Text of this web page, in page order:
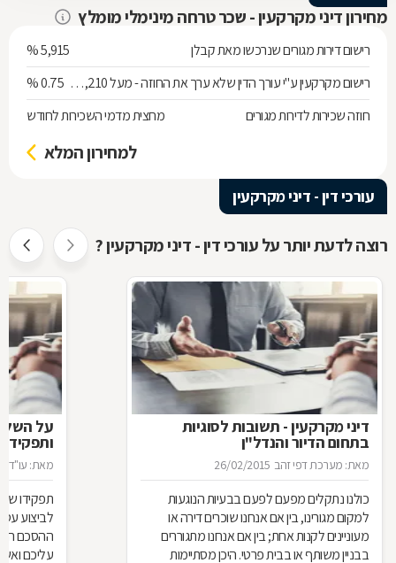
מחירון דיני מקרקעין - שכר טרחה מינימלי מומלץ
רישום דירות מגורים שנרכשו מאת קבלן
5,915 %
רישום מקרקעין ע"י עורך הדין שלא ערך את החוזה - מעל 538,210 ש"ח 0.75 %
חוזה שכירות לדירות מגורים
מחצית מדמי השכירות לחודש
למחירון המלא
עורכי דין - דיני מקרקעין
רוצה לדעת יותר על עורכי דין - דיני מקרקעין ?
דיני מקרקעין - תשובות לסוגיות
בתחום הדיור והנדל"ן
מאת: מערכת דפי זהב 26/02/2015
כולנו נתקלים מפעם לפעם בבעיות הנוגעות
למקום מגורינו, בין אם אנחנו שוכרים דירה או
מעוניינים לקנות אחת; בין אם אנחנו מתגוררים
בבניין משותף או בבית פרטי. היכן מסתיימות
מאת: עו"ד
תפקידו
ההסכם
עליכם